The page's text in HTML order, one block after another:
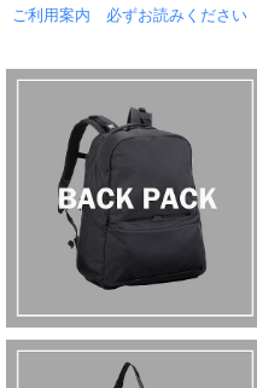
ご利用案内 必ずお読みください